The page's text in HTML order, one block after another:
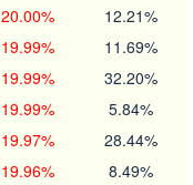
20.00% 12.21%
19.99% 11.69%
19.99% 32.20%
19.99% 5.84%
19.97% 28.44%
19.96% 8.49%